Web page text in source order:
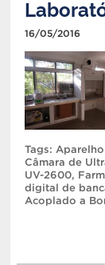
16/05/2016
Tags:
Câmara de
UV-2600,
digital de
Acoplado a